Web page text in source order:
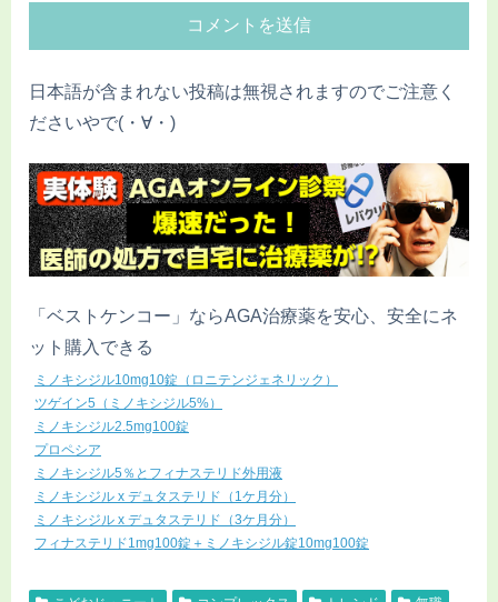
日本語が含まれない投稿は無視されますのでご注意く
ださいやで(・∀・)
「ベストケンコー」ならAGA治療薬を安心、安全にネ
ット購入できる
ミノキシジル10mg10錠（ロニテンジェネリック）
ツゲイン5（ミノキシジル5%）
ミノキシジル2.5mg100錠
プロペシア
ミノキシジル5％とフィナステリド外用液
ミノキシジル x デュタステリド（1ケ月分）
ミノキシジル x デュタステリド（3ケ月分）
フィナステリド1mg100錠＋ミノキシジル錠10mg100錠